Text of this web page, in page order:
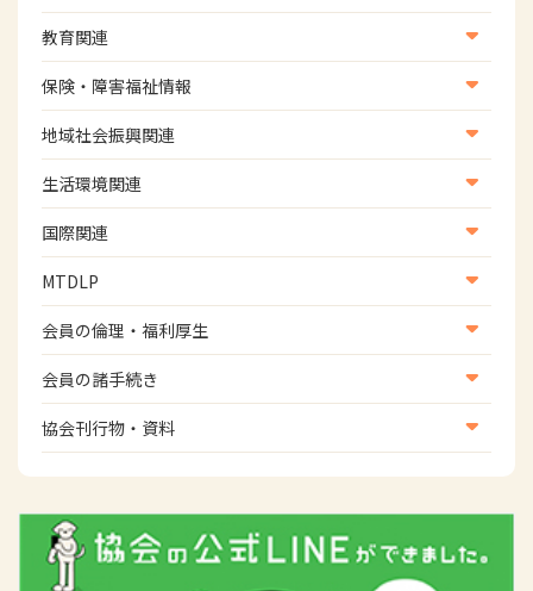
学術・研究
学会
学術誌
教育関連
養成教育
生涯教育
研修会
協会認定資格試験・審査会情報
保険・障害福祉情報
医療保険情報
介護保険情報
児童福祉・障害福祉情報
地域社会振興関連
地域社会振興部地域事業支援課【認知症対策班】
地域社会振興部地域事業支援課【地域包括ケア推進班】
地域社会振興部地域事業支援課【運転と地域移動推進
班】
スポーツ振興関連
災害対策関連
生活環境関連
生活環境・福祉用具支援
国際関連
国際関連
WFOT等海外関連情報
MTDLP
MTDLP室
会員の倫理・福利厚生
会員向け団体保険のご案内
女性相談窓口
倫理関連情報
会員の諸手続き
会員の諸手続き
協会刊行物・資料
広報活動について
主な協会資料